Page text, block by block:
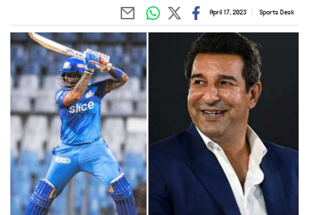
Sports Desk
April 17, 2023